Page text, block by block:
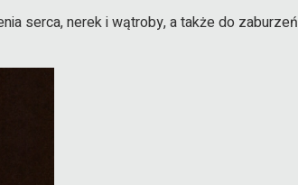
serca, nerek i wątroby, a także do zaburzeń